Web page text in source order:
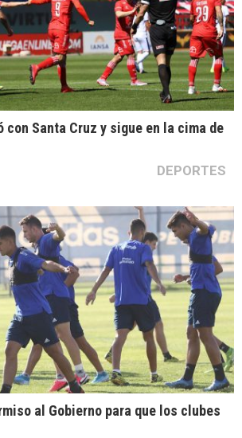
con Santa Cruz y sigue en la cima de
DEPORTES
al Gobierno para que los clubes